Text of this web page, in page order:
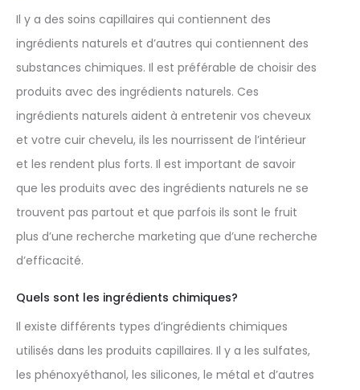
Il y a des soins capillaires qui contiennent des
ingrédients naturels et d’autres qui contiennent des
substances chimiques. Il est préférable de choisir des
produits avec des ingrédients naturels. Ces
ingrédients naturels aident à entretenir vos cheveux
et votre cuir chevelu, ils les nourrissent de l’intérieur
et les rendent plus forts. Il est important de savoir
que les produits avec des ingrédients naturels ne se
trouvent pas partout et que parfois ils sont le fruit
plus d’une recherche marketing que d’une recherche
d’efficacité.
Quels sont les ingrédients chimiques?
Il existe différents types d’ingrédients chimiques
utilisés dans les produits capillaires. Il y a les sulfates,
les phénoxyéthanol, les silicones, le métal et d’autres